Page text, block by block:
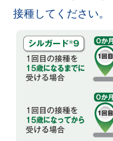
接種してください。